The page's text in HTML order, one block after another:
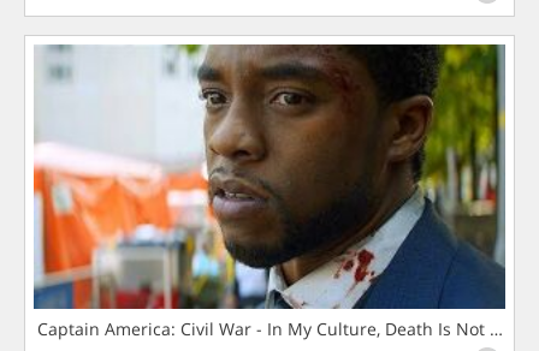
Captain America: Civil War - In My Culture, Death Is Not The